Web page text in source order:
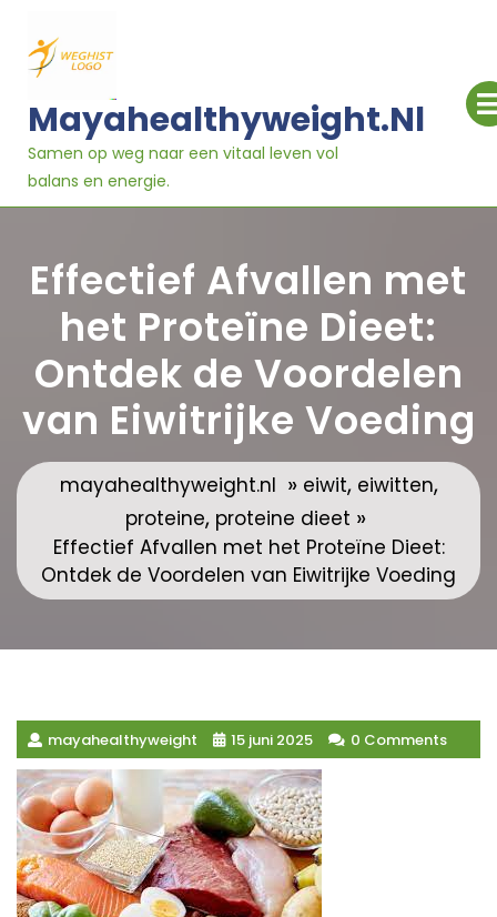
naar
inhoud
Mayahealthyweight.nl
Samen op weg naar een vitaal leven vol
balans en energie.
Effectief Afvallen met
het Proteïne Dieet:
Ontdek de Voordelen
van Eiwitrijke Voeding
mayahealthyweight.nl » eiwit, eiwitten,
proteine, proteine dieet »
Effectief Afvallen met het Proteïne Dieet:
Ontdek de Voordelen van Eiwitrijke Voeding
mayahealthyweight 15 juni 2025 0 Comments